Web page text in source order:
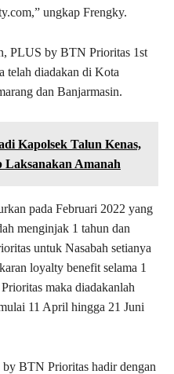
ungkap Frengky.
PLUS by BTN Prioritas 1st
telah diadakan di Kota
dan Banjarmasin.
Kapolsek Talun Kenas,
Amanah
pada Februari 2022 yang
menginjak 1 tahun dan
untuk Nasabah setianya
loyalty benefit selama 1
maka diadakanlah
11 April hingga 21 Juni
BTN Prioritas hadir dengan